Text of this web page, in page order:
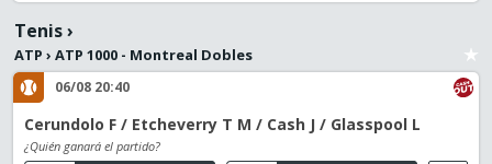
Tenis›
ATP › ATP 1000 - Montreal Dobles
06/08 20:40
Cerundolo F / Etcheverry T M / Cash J / Glasspool L
¿Quién ganará el partido?